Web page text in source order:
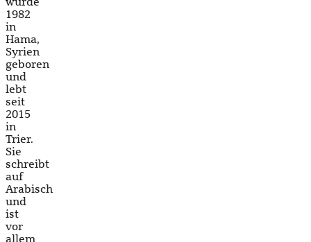
1982
in
Hama,
Syrien
geboren
und
lebt
seit
2015
in
Trier.
Sie
schreibt
auf
Arabisch
und
ist
vor
allem